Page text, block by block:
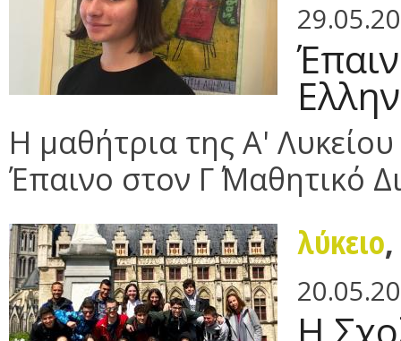
Η μαθήτρια της Α'
Έπαινο στον Γ΄ Μαθητικό
λύκειο,